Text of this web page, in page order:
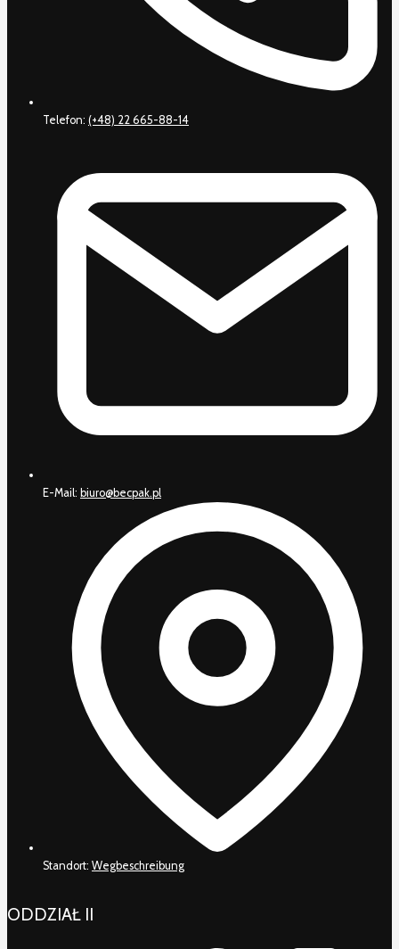
Telefon: (+48) 22 665-88-14
E-Mail: biuro@becpak.pl
Standort: Wegbeschreibung
ODDZIAŁ II